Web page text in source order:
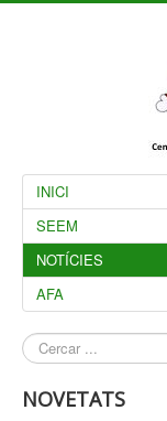
INICI
SEEM
NOTÍCIES
AFA
què
busques?
NOVETATS